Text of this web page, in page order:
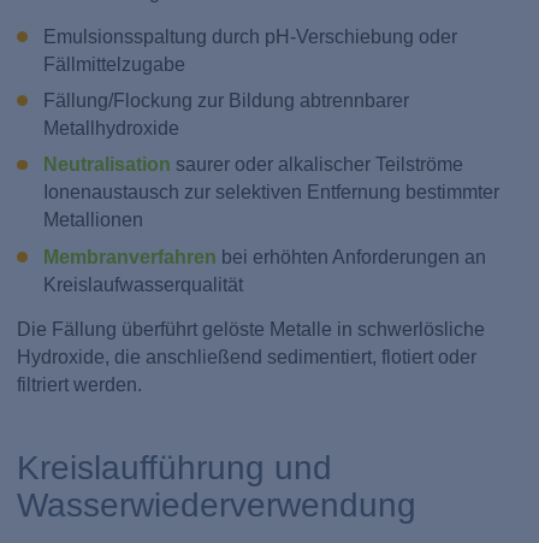
Emulsionsspaltung durch pH-Verschiebung oder
Fällmittelzugabe
Fällung/Flockung zur Bildung abtrennbarer
Metallhydroxide
Neutralisation saurer oder alkalischer Teilströme
Ionenaustausch zur selektiven Entfernung bestimmter
Metallionen
Membranverfahren bei erhöhten Anforderungen an
Kreislaufwasserqualität
Die Fällung überführt gelöste Metalle in schwerlösliche
Hydroxide, die anschließend sedimentiert, flotiert oder
filtriert werden.
Kreislaufführung und
Wasserwiederverwendung